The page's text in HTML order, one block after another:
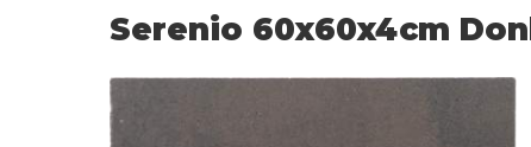
Serenio 60x60x4cm